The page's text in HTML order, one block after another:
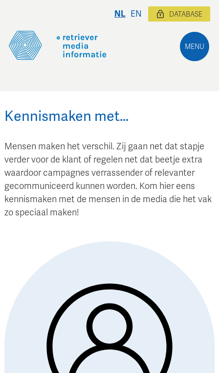
MENU
NL EN DATABASE
Kennismaken met…
Mensen maken het verschil. Zij gaan net dat stapje
verder voor de klant of regelen net dat beetje extra
waardoor campagnes verrassender of relevanter
gecommuniceerd kunnen worden. Kom hier eens
kennismaken met de mensen in de media die het vak
zo speciaal maken!